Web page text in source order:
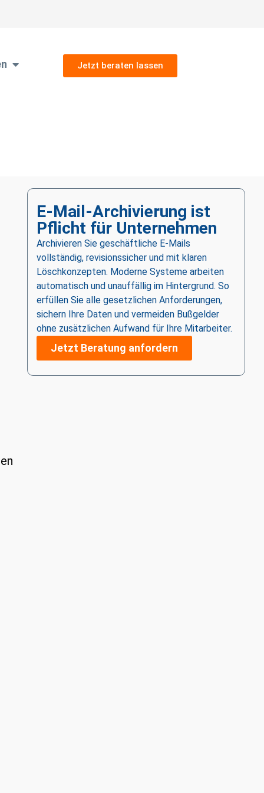
Jetzt beraten lassen
E-Mail-Archivierung ist
Pflicht für Unternehmen
Archivieren Sie geschäftliche E-Mails
vollständig, revisionssicher und mit klaren
Löschkonzepten. Moderne Systeme arbeiten
automatisch und unauffällig im Hintergrund. So
erfüllen Sie alle gesetzlichen Anforderungen,
sichern Ihre Daten und vermeiden Bußgelder
ohne zusätzlichen Aufwand für Ihre Mitarbeiter.
Jetzt Beratung anfordern